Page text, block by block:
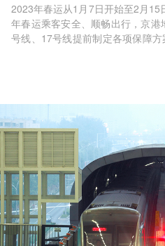
2023年春运从1月7日开始至2月
年春运乘客安全、顺畅出行，京
号线、17号线提前制定各项保障
较去年预计将出现较大增长，可